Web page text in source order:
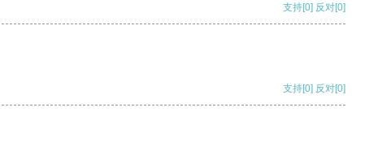
支持[0] 反对[0]
支持[0] 反对[0]